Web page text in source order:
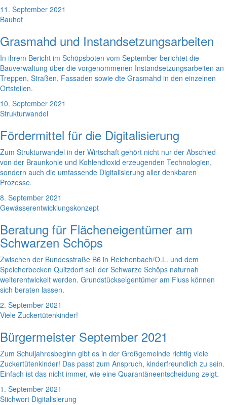
11. September 2021
Bauhof
Grasmahd und Instandsetzungsarbeiten
In ihrem Bericht im Schöpsboten vom September berichtet die
Bauverwaltung über die vorgenommenen Instandsetzungsarbeiten an
Treppen, Straßen, Fassaden sowie dte Grasmahd in den einzelnen
Ortsteilen.
10. September 2021
Strukturwandel
Fördermittel für die Digitalisierung
Zum Strukturwandel in der Wirtschaft gehört nicht nur der Abschied
von der Braunkohle und Kohlendioxid erzeugenden Technologien,
sondern auch die umfassende Digitalisierung aller denkbaren
Prozesse.
8. September 2021
Gewässerentwicklungskonzept
Beratung für Flächeneigentümer am
Schwarzen Schöps
Zwischen der Bundesstraße B6 in Reichenbach/O.L. und dem
Speicherbecken Quitzdorf soll der Schwarze Schöps naturnah
weiterentwickelt werden. Grundstückseigentümer am Fluss können
sich beraten lassen.
2. September 2021
Viele Zuckertütenkinder!
Bürgermeister September 2021
Zum Schuljahresbeginn gibt es in der Großgemeinde richtig viele
Zuckertütenkinder! Das passt zum Anspruch, kinderfreundlich zu sein.
Einfach ist das nicht immer, wie eine Quarantäneentscheidung zeigt.
1. September 2021
Stichwort Digitalisierung